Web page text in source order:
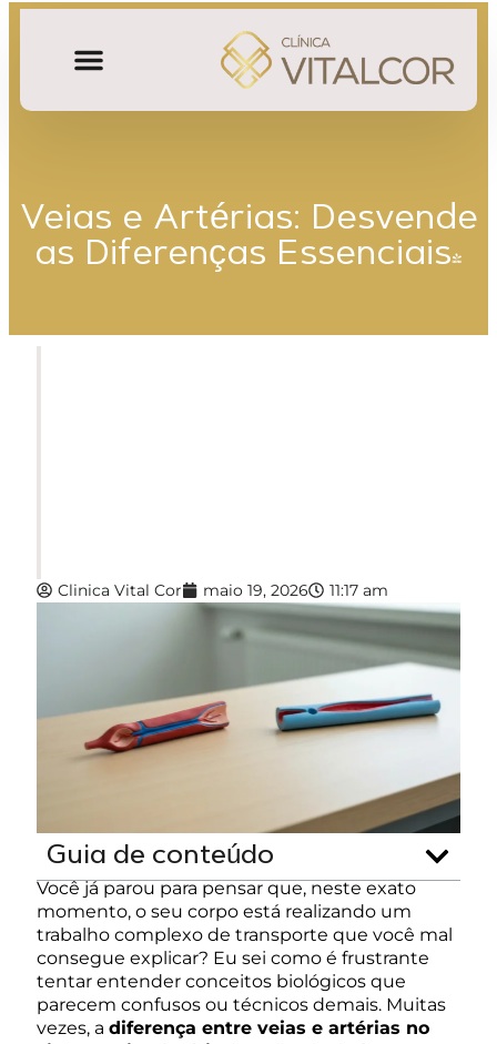
Veias e Artérias: Desvende
as Diferenças Essenciais!
Clinica Vital Cor maio 19, 2026 11:17 am
Guia de conteúdo
Você já parou para pensar que, neste exato
momento, o seu corpo está realizando um
trabalho complexo de transporte que você mal
consegue explicar? Eu sei como é frustrante
tentar entender conceitos biológicos que
parecem confusos ou técnicos demais. Muitas
vezes, a diferença entre veias e artérias no